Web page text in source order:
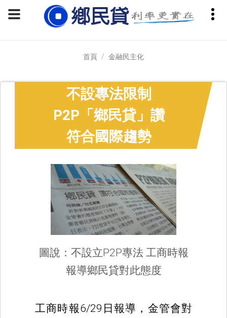
首頁 金融民主化
不設專法限制
P2P「鄉民貸」讚
符合國際趨勢
圖說：不設立P2P專法 工商時報
報導鄉民貸對此態度
工商時報6/29日報導，金管會對